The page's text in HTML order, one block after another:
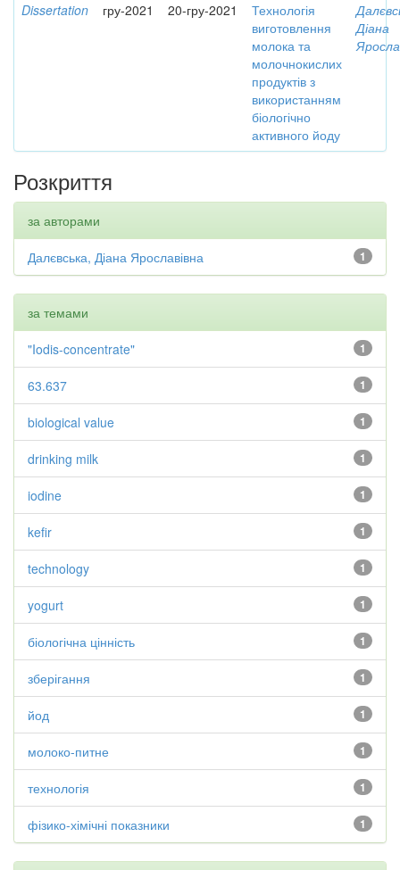
Dissertation гру-2021 20-гру-2021
Технологія
виготовлення
молока та
молочнокислих
продуктів з
використанням
біологічно
активного йоду
Діана
Розкриття
за авторами
1
Далєвська, Діана Ярославівна
за темами
1
"Iodis-concentrate"
1
63.637
1
biological value
1
drinking milk
1
iodine
1
kefir
1
technology
1
yogurt
1
біологічна цінність
1
зберігання
1
йод
1
молоко-питне
1
технологія
1
фізико-хімічні показники